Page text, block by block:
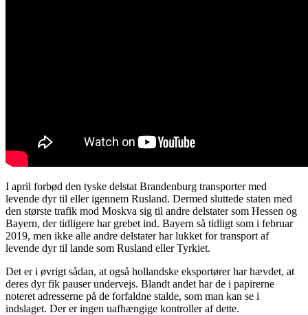
I april forbød den tyske delstat Brandenburg transporter med
levende dyr til eller igennem Rusland. Dermed sluttede staten med
den største trafik mod Moskva sig til andre delstater som Hessen og
Bayern, der tidligere har grebet ind. Bayern så tidligt som i februar
2019, men ikke alle andre delstater har lukket for transport af
levende dyr til lande som Rusland eller Tyrkiet.
Det er i øvrigt sådan, at også hollandske eksportører har hævdet, at
deres dyr fik pauser undervejs. Blandt andet har de i papirerne
noteret adresserne på de forfaldne stalde, som man kan se i
indslaget. Der er ingen uafhængige kontroller af dette.